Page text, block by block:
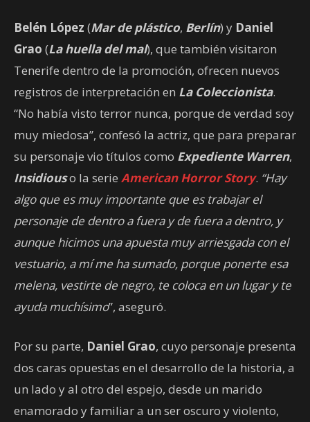
Belén López (Mar de plástico, Berlín) y Daniel
Grao (La huella del mal), que también visitaron
Tenerife dentro de la promoción, ofrecen nuevos
registros de interpretación en La Coleccionista.
“No había visto terror nunca, porque de verdad soy
muy miedosa”, confesó la actriz, que para preparar
su personaje vio títulos como Expediente Warren,
Insidiouso la serie American Horror Story. “Hay
algo que es muy importante que es trabajar el
personaje de dentro a fuera y de fuera a dentro, y
aunque hicimos una apuesta muy arriesgada con el
vestuario, a mí me ha sumado, porque ponerte esa
melena, vestirte de negro, te coloca en un lugar y te
ayuda muchísimo”, aseguró.
Por su parte, Daniel Grao, cuyo personaje presenta
dos caras opuestas en el desarrollo de la historia, a
un lado y al otro del espejo, desde un marido
enamorado y familiar a un ser oscuro y violento,